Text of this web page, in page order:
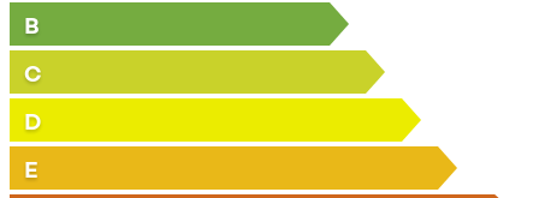
B
C
D
E